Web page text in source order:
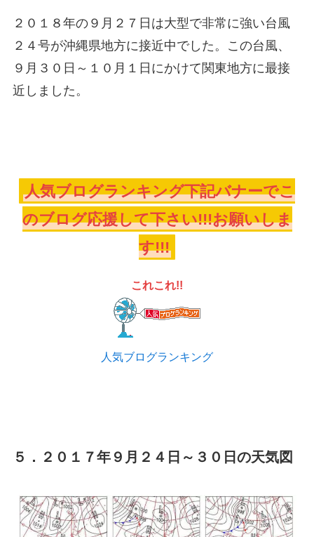
２０１８年の９月２７日は大型で非常に強い台風
２４号が沖縄県地方に接近中でした。この台風、
９月３０日～１０月１日にかけて関東地方に最接
近しました。
人気ブログランキング下記バナーでこ
のブログ応援して下さい!!!お願いしま
す!!!
これこれ!!
人気ブログランキング
５．２０１７年９月２４日～３０日の天気図